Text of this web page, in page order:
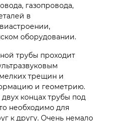
газопровода,
в
оборудовании.
трубы проходит
трещин и
и геометрию.
концах трубы под
необходимо для
к другу. Очень немало